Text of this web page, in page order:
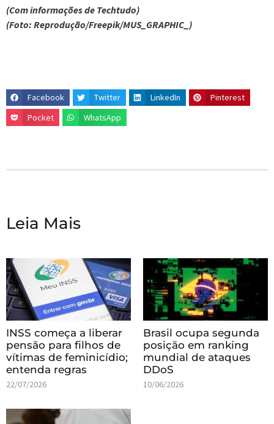
(Com informações de Techtudo)
(Foto: Reprodução/Freepik/MUS_GRAPHIC_)
Facebook Twitter LinkedIn
Pinterest
Pocket
WhatsApp
Leia Mais
INSS começa a liberar
pensão para filhos de
vítimas de feminicídio;
entenda regras
22/07/2026
Brasil ocupa segunda
posição em ranking
mundial de ataques
DDoS
10/06/2026